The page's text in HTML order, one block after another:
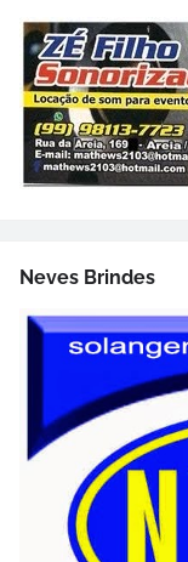
Neves Brindes